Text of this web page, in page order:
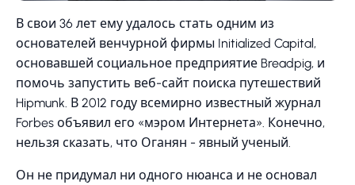
В свои 36 лет ему удалось стать одним из
основателей венчурной фирмы Initialized Capital,
основавшей социальное предприятие Breadpig, и
помочь запустить веб-сайт поиска путешествий
Hipmunk. В 2012 году всемирно известный журнал
Forbes объявил его «мэром Интернета». Конечно,
нельзя сказать, что Оганян - явный ученый.
Он не придумал ни одного нюанса и не основал